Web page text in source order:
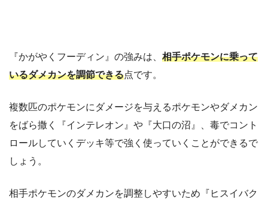
『かがやくフーディン』の強みは、 相手ポケモンに乗って
いるダメカンを調節できる点です。
複数匹のポケモンにダメージを与えるポケモンやダメカン
をばら撒く『インテレオン』や『大口の沼』、毒でコント
ロールしていくデッキ等で強く使っていくことができるで
しょう。
相手ポケモンのダメカンを調整しやすいため『ヒスイバク